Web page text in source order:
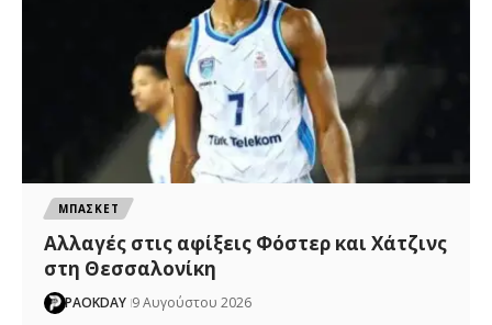
ΜΠΑΣΚΕΤ
Αλλαγές στις αφίξεις Φόστερ και Χάτζινς
στη Θεσσαλονίκη
PAOKDAY 9 Αυγούστου 2026